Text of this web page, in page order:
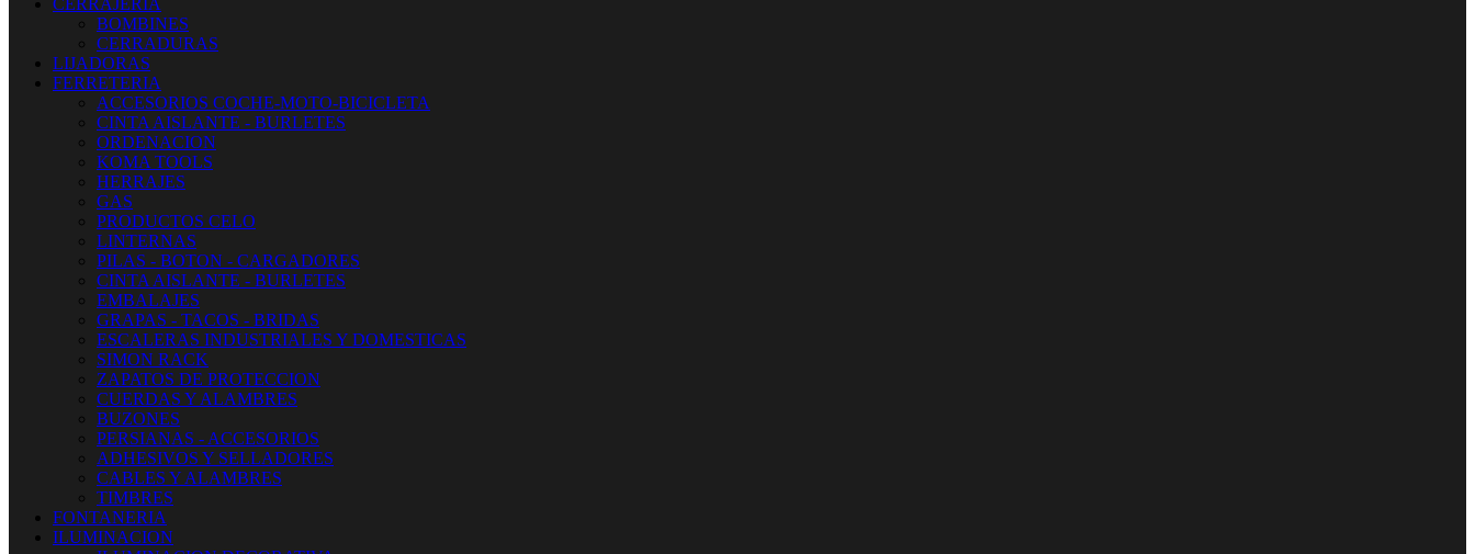
BOMBINES
CERRADURAS
LIJADORAS
FERRETERIA
ACCESORIOS COCHE-MOTO-BICICLETA
CINTA AISLANTE - BURLETES
ORDENACION
KOMA TOOLS
HERRAJES
GAS
PRODUCTOS CELO
LINTERNAS
PILAS - BOTON - CARGADORES
CINTA AISLANTE - BURLETES
EMBALAJES
GRAPAS - TACOS - BRIDAS
ESCALERAS INDUSTRIALES Y DOMESTICAS
SIMON RACK
ZAPATOS DE PROTECCION
CUERDAS Y ALAMBRES
BUZONES
PERSIANAS - ACCESORIOS
ADHESIVOS Y SELLADORES
CABLES Y ALAMBRES
TIMBRES
FONTANERIA
ILUMINACION